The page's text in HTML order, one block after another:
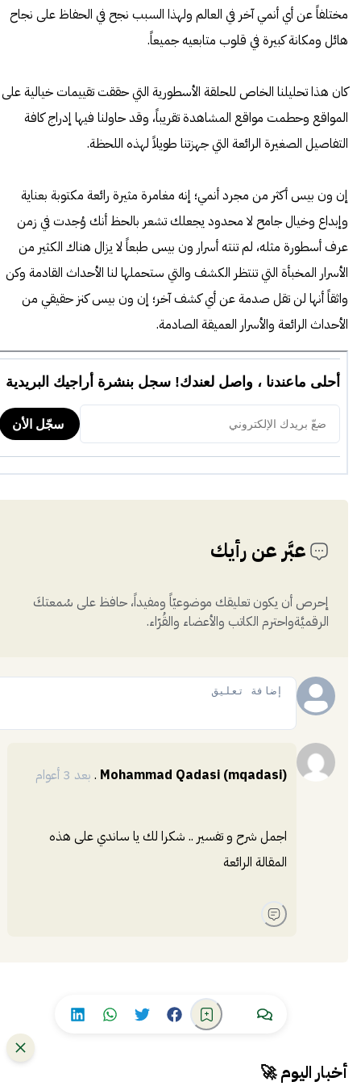
مختلفاً عن أي أنمي آخر في العالم ولهذا السبب نجح في الحفاظ على نجاح
هائل ومكانة كبيرة في قلوب متابعيه جميعاً.
كان هذا تحليلنا الخاص للحلقة الأسطورية التي حققت تقييمات خيالية على
المواقع وحطمت مواقع المشاهدة تقريباً، وقد حاولنا فيها إدراج كافة
التفاصيل الصغيرة الرائعة التي جهزتنا طويلاً لهذه اللحظة.
إن ون بيس أكثر من مجرد أنمي؛ إنه مغامرة مثيرة رائعة مكتوبة بعناية
وإبداع وخيال جامح لا محدود يجعلك تشعر بالحظ أنك وُجدت في زمن
عرف أسطورة مثله، لم تنته أسرار ون بيس طبعاً لا يزال هناك الكثير من
الأسرار المخبأة التي تنتظر الكشف والتي ستحملها لنا الأحداث القادمة وكن
واثقاً أنها لن تقل صدمة عن أي كشف آخر؛ إن ون بيس كنز حقيقي من
الأحداث الرائعة والأسرار العميقة الصادمة.
عبَّر عن رأيك
إحرص أن يكون تعليقك موضوعيّاً ومفيداً، حافظ على سُمعتكَ
الرقميَّةواحترم الكاتب والأعضاء والقُرّاء.
Mohammad Qadasi (mqadasi)
. بعد 3 أعوام
اجمل شرح و تفسير .. شكرا لك يا ساندي على هذه
المقالة الرائعة
أخبار اليوم 🚀